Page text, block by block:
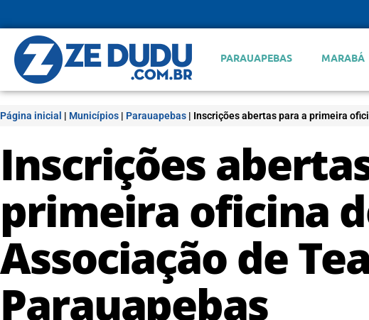
PARAUAPEBAS MARABÁ
Página inicial | Municípios | Parauapebas | Inscrições abertas para a primeira
Inscrições
primeira oficina
Associação de
Parauapebas